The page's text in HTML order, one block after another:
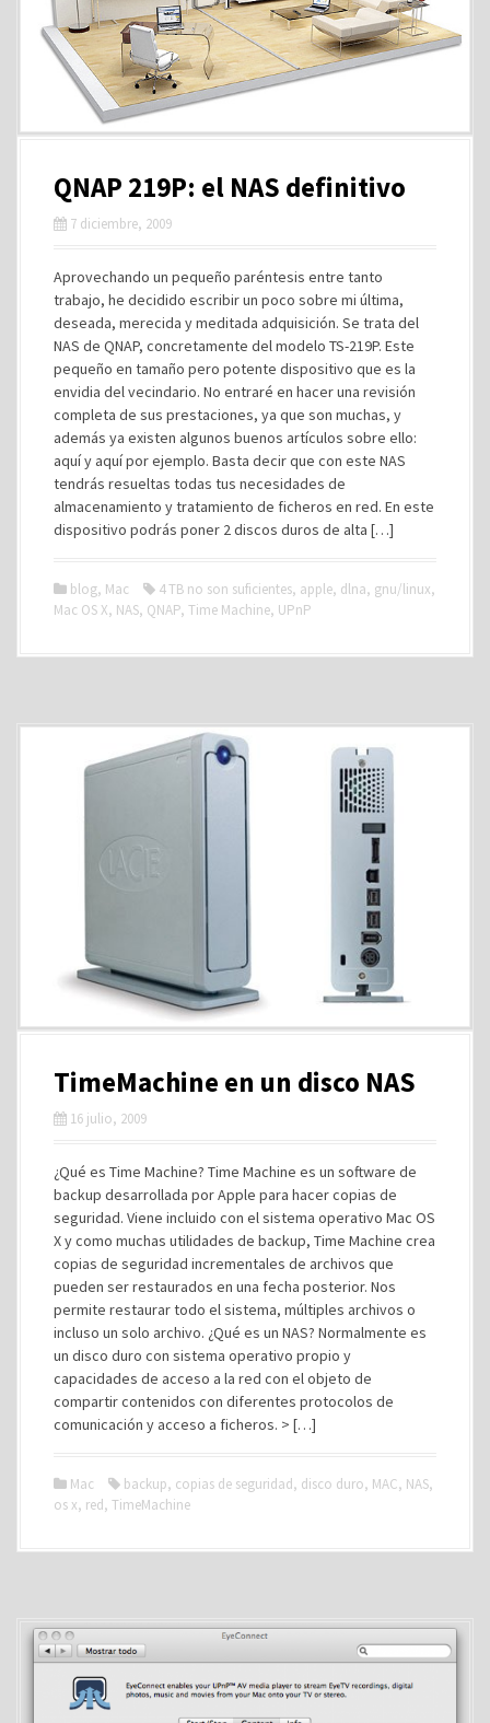
QNAP 219P: el NAS definitivo
7 diciembre, 2009
Aprovechando un pequeño paréntesis entre tanto
trabajo, he decidido escribir un poco sobre mi última,
deseada, merecida y meditada adquisición. Se trata del
NAS de QNAP, concretamente del modelo TS-219P. Este
pequeño en tamaño pero potente dispositivo que es la
envidia del vecindario. No entraré en hacer una revisión
completa de sus prestaciones, ya que son muchas, y
además ya existen algunos buenos artículos sobre ello:
aquí y aquí por ejemplo. Basta decir que con este NAS
tendrás resueltas todas tus necesidades de
almacenamiento y tratamiento de ficheros en red. En este
dispositivo podrás poner 2 discos duros de alta […]
blog, Mac 4 TB no son suficientes, apple, dlna, gnu/linux,
Mac OS X, NAS, QNAP, Time Machine, UPnP
TimeMachine en un disco NAS
16 julio, 2009
¿Qué es Time Machine? Time Machine es un software de
backup desarrollada por Apple para hacer copias de
seguridad. Viene incluido con el sistema operativo Mac OS
X y como muchas utilidades de backup, Time Machine crea
copias de seguridad incrementales de archivos que
pueden ser restaurados en una fecha posterior. Nos
permite restaurar todo el sistema, múltiples archivos o
incluso un solo archivo. ¿Qué es un NAS? Normalmente es
un disco duro con sistema operativo propio y
capacidades de acceso a la red con el objeto de
compartir contenidos con diferentes protocolos de
comunicación y acceso a ficheros. > […]
Mac backup, copias de seguridad, disco duro, MAC, NAS,
os x, red, TimeMachine